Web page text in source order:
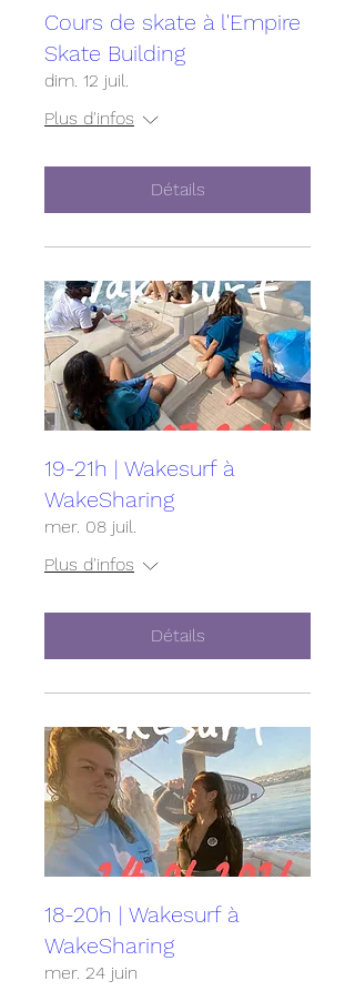
Cours de skate à l'Empire
Skate Building
dim. 12 juil.
Plus d'infos
Détails
19-21h | Wakesurf à
WakeSharing
mer. 08 juil.
Plus d'infos
Détails
18-20h | Wakesurf à
WakeSharing
mer. 24 juin